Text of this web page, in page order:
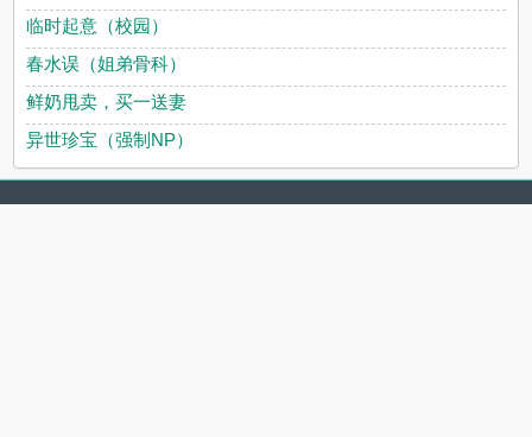
临时起意（校园）
春水误（姐弟骨科）
鲜奶甩卖，买一送妻
异世珍宝（强制NP）